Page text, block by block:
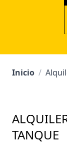
Inicio /
TANQUE